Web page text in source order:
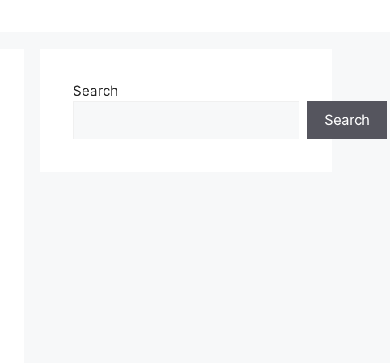
Search
Search